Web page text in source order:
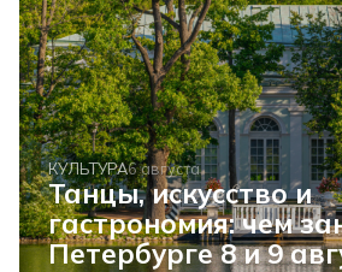
КУЛЬТУРА6 августа
Танцы, искусство и
гастрономия: чем
Петербурге 8 и 9